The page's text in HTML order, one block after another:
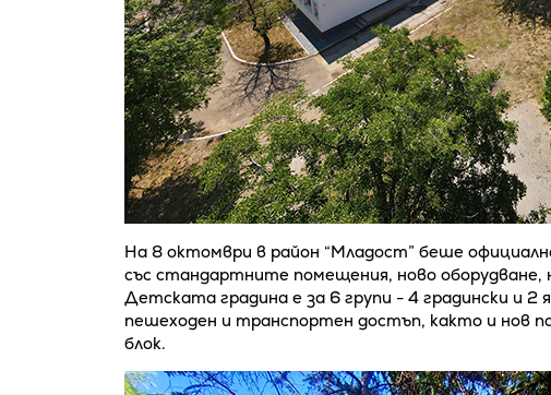
На 8 октомври в район “Младост” беше
със стандартните помещения, ново оборудване,
Детската градина е за 6 групи - 4 градински и 2
пешеходен и транспортен достъп, както и нов
блок.